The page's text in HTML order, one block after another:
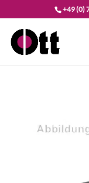
+49 (0)